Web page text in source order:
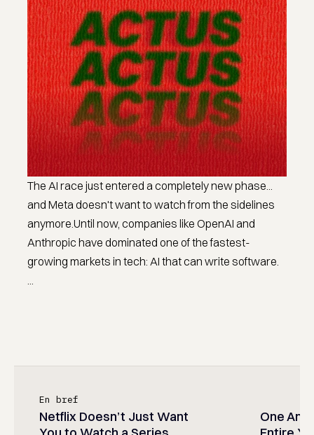
The AI race just entered a completely new phase...
and Meta doesn't want to watch from the sidelines
anymore.Until now, companies like OpenAI and
Anthropic have dominated one of the fastest-
growing markets in tech: AI that can write software.
En bref
Netflix Doesn’t Just Want
One